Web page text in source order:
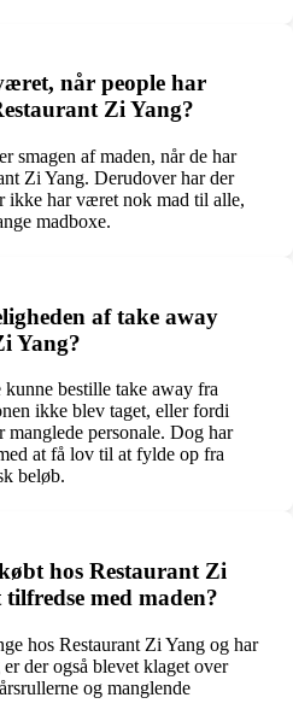
når people har
Zi Yang?
smagen af maden, når de har
Zi Yang. Derudover har der
ikke har været nok mad til alle,
madboxe.
af take away
Yang?
bestille take away fra
ikke blev taget, eller fordi
manglede personale. Dog har
at få lov til at fylde op fra
beløb.
hos Restaurant Zi
med maden?
hos Restaurant Zi Yang og har
der også blevet klaget over
og manglende